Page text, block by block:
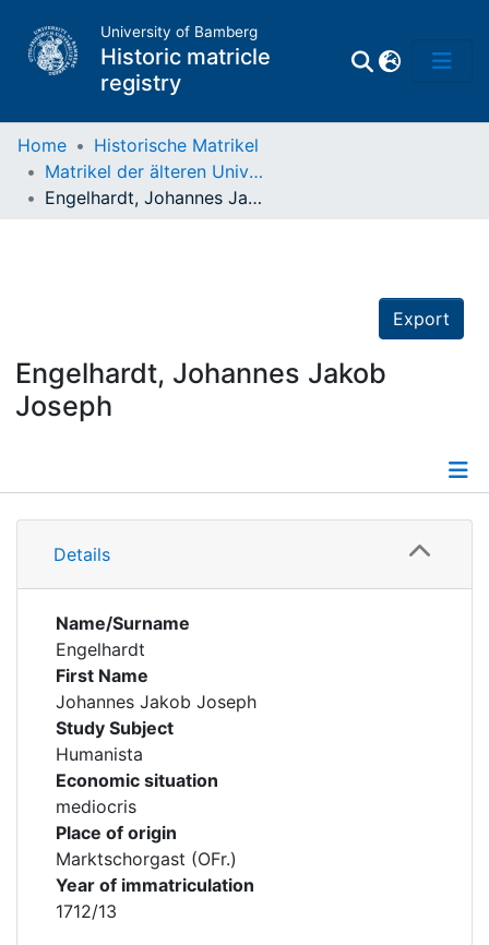
University of Bamberg
Historic matricle
registry
Matrikel
Home
Historische Matrikel
Matrikel der älteren Universität
Engelhardt, Johannes Jakob Joseph
Export
Engelhardt, Johannes Jakob
Joseph
Details
Details
Name/Surname
Engelhardt
First Name
Johannes Jakob Joseph
Study Subject
Humanista
Economic situation
mediocris
Place of origin
Marktschorgast (OFr.)
Year of immatriculation
1712/13